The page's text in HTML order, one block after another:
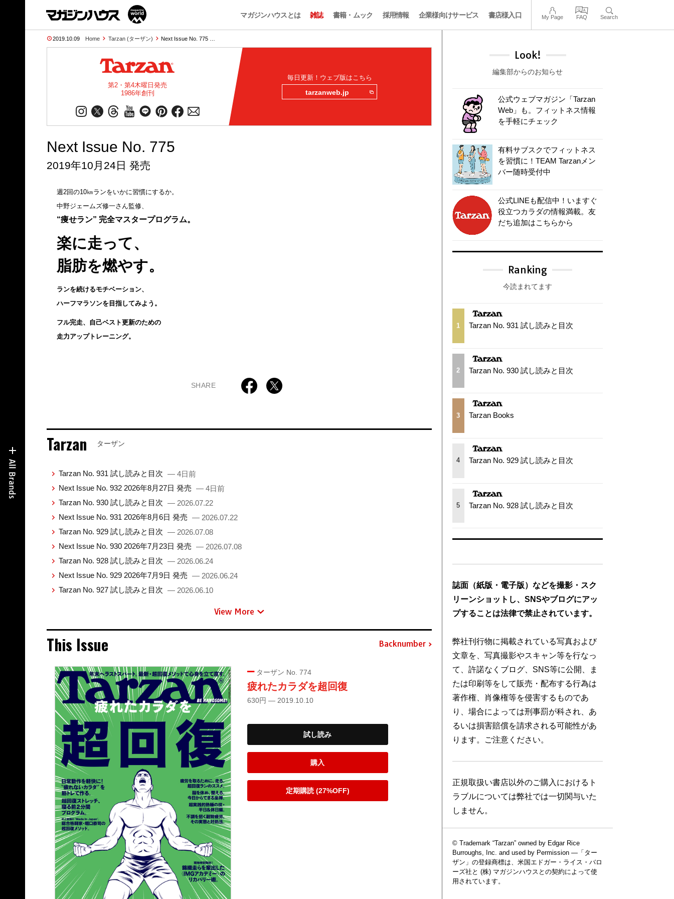
マガジンハウスとは 雑誌 書籍・ムック 採用情報 企業様向けサービス 書店様入口 My Page FAQ Search
2019.10.09 Home Tarzan (ターザン) Next Issue No. 775 …
第2・第4木曜日発売
1986年創刊
毎日更新！ウェブ版はこちら
tarzanweb.jp
Next Issue No. 775
2019年10月24日 発売
週2回の10㎞ランをいかに習慣にするか。
中野ジェームズ修一さん監修、
“痩せラン” 完全マスタープログラム。
楽に走って、
脂肪を燃やす。
ランを続けるモチベーション、
ハーフマラソンを目指してみよう。
フル完走、自己ベスト更新のための
走力アップトレーニング。
SHARE
Tarzan ターザン
Tarzan No. 931 試し読みと目次 — 4日前
Next Issue No. 932 2026年8月27日 発売 — 4日前
Tarzan No. 930 試し読みと目次 — 2026.07.22
Next Issue No. 931 2026年8月6日 発売 — 2026.07.22
Tarzan No. 929 試し読みと目次 — 2026.07.08
Next Issue No. 930 2026年7月23日 発売 — 2026.07.08
Tarzan No. 928 試し読みと目次 — 2026.06.24
Next Issue No. 929 2026年7月9日 発売 — 2026.06.24
Tarzan No. 927 試し読みと目次 — 2026.06.10
View More
This Issue Backnumber
ターザン No. 774
疲れたカラダを超回復
630円 — 2019.10.10
試し読み
購入
定期購読 (27%OFF)
Look!
編集部からのお知らせ
公式ウェブマガジン「Tarzan
Web」も。フィットネス情報
を手軽にチェック
有料サブスクでフィットネス
を習慣に！TEAM Tarzanメン
バー随時受付中
公式LINEも配信中！いますぐ
役立つカラダの情報満載。友
だち追加はこちらから
Ranking
今読まれてます
1 Tarzan No. 931 試し読みと目次
2 Tarzan No. 930 試し読みと目次
3 Tarzan Books
4 Tarzan No. 929 試し読みと目次
5 Tarzan No. 928 試し読みと目次
誌面（紙版・電子版）などを撮影・スク
リーンショットし、SNSやブログにアッ
プすることは法律で禁止されています。
弊社刊行物に掲載されている写真および
文章を、写真撮影やスキャン等を行なっ
て、許諾なくブログ、SNS等に公開、ま
たは印刷等をして販売・配布する行為は
著作権、肖像権等を侵害するものであ
り、場合によっては刑事罰が科され、あ
るいは損害賠償を請求される可能性があ
ります。ご注意ください。
正規取扱い書店以外のご購入におけるト
ラブルについては弊社では一切関与いた
しません。
© Trademark “Tarzan” owned by Edgar Rice
Burroughs, Inc. and used by Permission —「ター
ザン」の登録商標は、米国エドガー・ライス・バロ
ーズ社と (株) マガジンハウスとの契約によって使
用されています。